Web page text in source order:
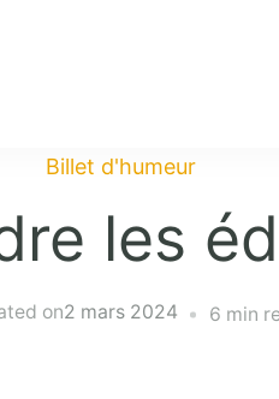
Billet d'humeur
les
on2 mars 2024 6 min